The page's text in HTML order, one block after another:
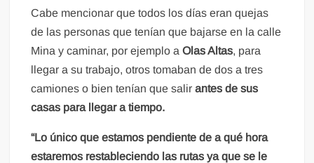
Cabe mencionar que todos los días eran quejas
de las personas que tenían que bajarse en la calle
Mina y caminar, por ejemplo a Olas Altas, para
llegar a su trabajo, otros tomaban de dos a tres
camiones o bien tenían que salir antes de sus
casas para llegar a tiempo.
“Lo único que estamos pendiente de a qué hora
estaremos restableciendo las rutas ya que se le